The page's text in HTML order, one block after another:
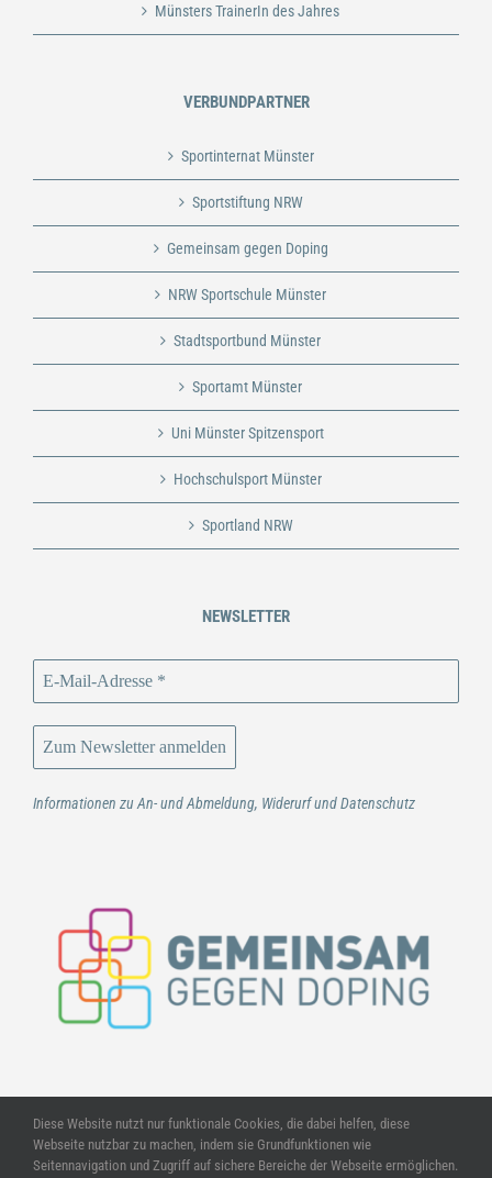
Münsters TrainerIn des Jahres
VERBUNDPARTNER
Sportinternat Münster
Sportstiftung NRW
Gemeinsam gegen Doping
NRW Sportschule Münster
Stadtsportbund Münster
Sportamt Münster
Uni Münster Spitzensport
Hochschulsport Münster
Sportland NRW
NEWSLETTER
Informationen zu An- und Abmeldung, Widerurf und Datenschutz
Diese Website nutzt nur funktionale Cookies, die dabei helfen, diese
Webseite nutzbar zu machen, indem sie Grundfunktionen wie
Seitennavigation und Zugriff auf sichere Bereiche der Webseite ermöglichen.